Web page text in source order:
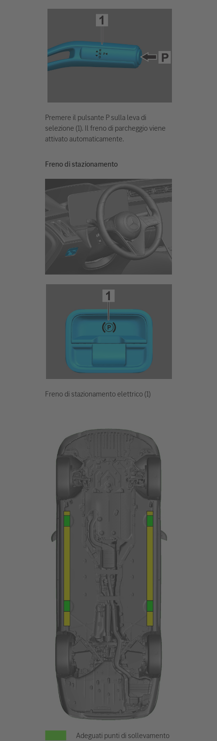
Premere il pulsante P sulla leva di
selezione (1). Il freno di parcheggio viene
attivato automaticamente.
Freno di stazionamento
Freno di stazionamento elettrico (1)
Adeguati punti di sollevamento